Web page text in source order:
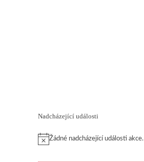
Nadcházející události
Žádné nadcházející události akce.